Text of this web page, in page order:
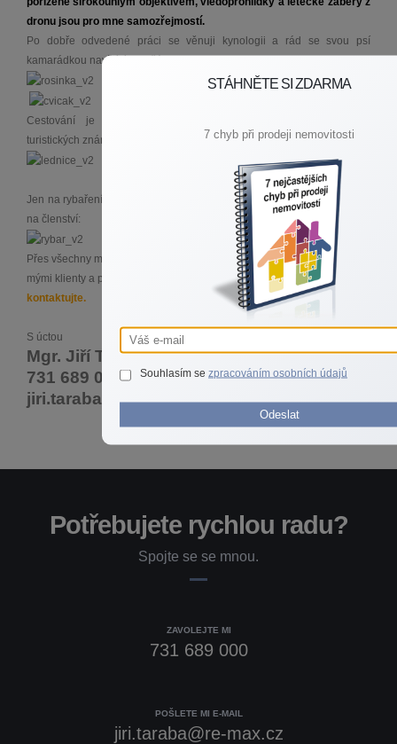
dronu jsou pro mne samozřejmostí.
Po dobře odvedené práci se věnuji kynologii a rád se svou psí
kamarádkou navštívím cvičák:
Cestování je mým dalším koníčkem, jsem pilným sběratelem
turistických známek:
Jen na rybaření mi moc času nezbývá a v poslední době jen přispívám
na členství:
Přes všechny mé výše uvedené koníčky, největší zálibou je vztah s
mými klienty a práce v realitách, a proto mě bez obav kdykoliv
kontaktujte.
S úctou
Mgr. Jiří Taraba
731 689 000
jiri.taraba@re-max.cz
Potřebujete rychlou radu?
Spojte se se mnou.
ZAVOLEJTE MI
731 689 000
POŠLETE MI E-MAIL
jiri.taraba@re-max.cz
STÁHNĚTE SI ZDARMA
7 chyb při prodeji nemovitosti
Souhlasím se zpracováním osobních údajů
Odeslat